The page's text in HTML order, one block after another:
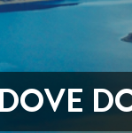
DOVE